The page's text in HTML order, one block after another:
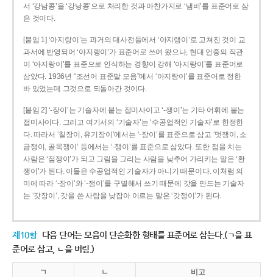
서 ‘강남콩’을 ‘강낭콩’으로 처리한 것과 마찬가지로 ‘냄비’를 표준어로 삼
은 것이다.
[붙임 1] ‘아지랑이’는 과거의 대사전들에서 ‘아지랭이’로 고쳐진 것이 교
과서에 반영되어 ‘아지랭이’가 표준어로 쓰여 왔으나, 현대 언중의 직관
이 ‘아지랑이’를 표준으로 인식하는 경향이 강해 ‘아지랑이’를 표준어로
삼았다. 1936년 “조선어 표준말 모음”에서 ‘아지랑이’를 표준어로 정한
바 있었는데 그것으로 되돌아간 것이다.
[붙임 2] ‘-장이’는 기술자에 붙는 접미사이고 ‘-쟁이’는 기타 어휘에 붙는
접미사이다. 그리고 여기서의 ‘기술자’는 ‘수공업적인 기술자’로 한정한
다. 따라서 ‘칠장이, 유기장이’에서는 ‘-장이’를 표준으로 삼고 ‘멋쟁이, 소
금쟁이, 골목쟁이’ 등에서는 ‘-쟁이’를 표준으로 삼았다. 또한 점을 치는
사람은 ‘점쟁이’가 되고 그림을 그리는 사람을 낮추어 가리키는 말은 ‘환
쟁이’가 된다. 이들은 수공업적인 기술자가 아니기 때문이다. 이처럼 의
미에 따라 ‘-장이’와 ‘-쟁이’를 구별해서 쓰기 때문에 갓을 만드는 기술자
는 ‘갓장이’, 갓을 쓴 사람을 낮잡아 이르는 말은 ‘갓쟁이’가 된다.
제10항 다음 단어는 모음이 단순화한 형태를 표준어로 삼는다.(ㄱ을 표
준어로 삼고, ㄴ을 버림.)
ㄱ ㄴ 비고